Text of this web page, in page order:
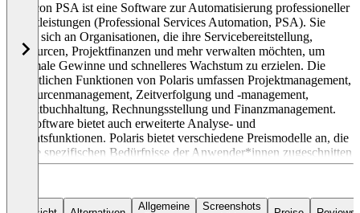
Replicon PSA ist eine Software zur Automatisierung professioneller
Dienstleistungen (Professional Services Automation, PSA). Sie
richtet sich an Organisationen, die ihre Servicebereitstellung,
Ressourcen, Projektfinanzen und mehr verwalten möchten, um
maximale Gewinne und schnelleres Wachstum zu erzielen. Die
wesentlichen Funktionen von Polaris umfassen Projektmanagement,
Ressourcenmanagement, Zeitverfolgung und -management,
Projektbuchhaltung, Rechnungsstellung und Finanzmanagement.
Die Software bietet auch erweiterte Analyse- und
Berichtsfunktionen. Polaris bietet verschiedene Preismodelle an, die
auf die spezifischen Bedürfnisse der Anwender*innen zugeschnitten
Allgemeine
Screenshots